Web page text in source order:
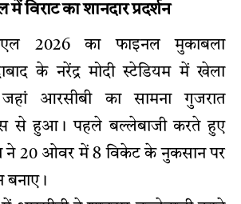
विराट का शानदार प्रदर्शन
2026 का फाइनल मुकाबला
के नरेंद्र मोदी स्टेडियम में खेला
आरसीबी का सामना गुजरात
से हुआ। पहले बल्लेबाजी करते हुए
ने 20 ओवर में 8 विकेट के नुकसान पर
बनाए।